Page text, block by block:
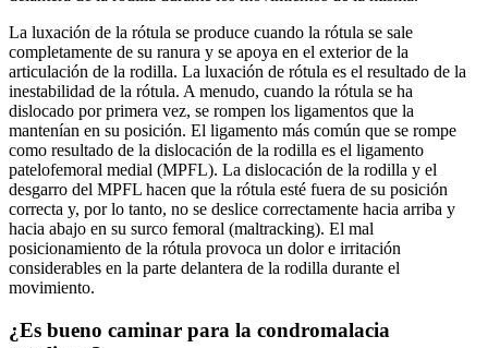
La luxación de la rótula se produce cuando la rótula se sale
completamente de su ranura y se apoya en el exterior de la
articulación de la rodilla. La luxación de rótula es el resultado de la
inestabilidad de la rótula. A menudo, cuando la rótula se ha
dislocado por primera vez, se rompen los ligamentos que la
mantenían en su posición. El ligamento más común que se rompe
como resultado de la dislocación de la rodilla es el ligamento
patelofemoral medial (MPFL). La dislocación de la rodilla y el
desgarro del MPFL hacen que la rótula esté fuera de su posición
correcta y, por lo tanto, no se deslice correctamente hacia arriba y
hacia abajo en su surco femoral (maltracking). El mal
posicionamiento de la rótula provoca un dolor e irritación
considerables en la parte delantera de la rodilla durante el
movimiento.
¿Es bueno caminar para la condromalacia